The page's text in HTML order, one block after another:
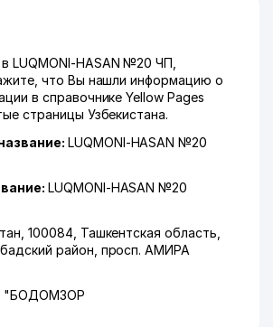
LUQMONI-HASAN №20 ЧП,
что Вы нашли информацию о
в справочнике Yellow Pages
страницы Узбекистана.
LUQMONI-HASAN №20
LUQMONI-HASAN №20
100084, Ташкентская область
район просп. АМИРА
"БОДОМЗОР